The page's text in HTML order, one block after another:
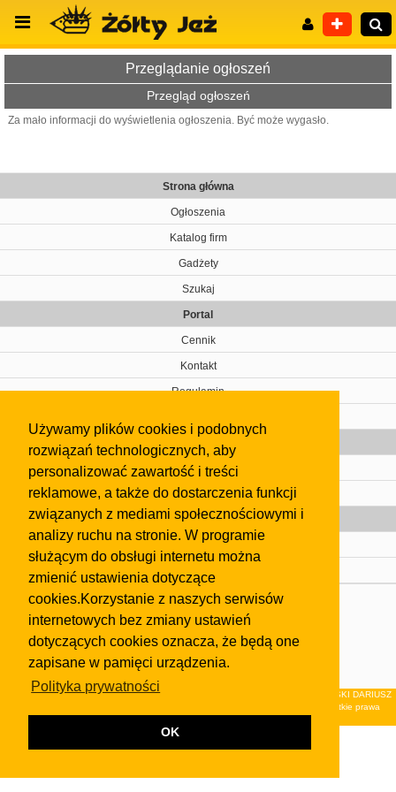
Używamy plików cookies i podobnych
rozwiązań technologicznych, aby
personalizować zawartość i treści
reklamowe, a także do dostarczenia funkcji
związanych z mediami społecznościowymi i
analizy ruchu na stronie. W programie
służącym do obsługi internetu można
zmienić ustawienia dotyczące
cookies.Korzystanie z naszych serwisów
internetowych bez zmiany ustawień
dotyczących cookies oznacza, że będą one
zapisane w pamięci urządzenia.
Polityka prywatności
OK
Przeglądanie ogłoszeń
Przegląd ogłoszeń
Za mało informacji do wyświetlenia ogłoszenia. Być może wygasło.
Strona główna
Ogłoszenia
Katalog firm
Gadżety
Szukaj
Portal
Cennik
Kontakt
Regulamin
Gazeta
Olkusz
Kontakt
Strefa dla biznesu
Biura nieruchomości
Dealerzy i autokomisy
Skontaktuj się z nami
regulaminuiPolityki Prywatności.
Klauzula FB
© 2026Wydawnictwo NEON sp. z o.o. (dawniej: FIRMA NEON MAREK KLUCZEWSKI DARIUSZ
KRAWCZYK s.c.) z siedzibą w Olkuszu, ul.Żuradzka 15, 32-300 Olkusz . Wszystkie prawa